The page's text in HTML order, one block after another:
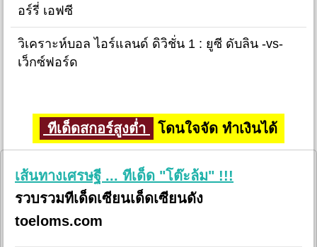
อร์รี่ เอฟซี
วิเคราะห์บอล ไอร์แลนด์ ดิวิชั่น 1 : ยูซี ดับลิน -vs-
เว็กซ์ฟอร์ด
ทีเด็ดสกอร์สูงต่ำ โดนใจจัด ทำเงินได้
เส้นทางเศรษฐี ... ทีเด็ด "โต๊ะล้ม" !!!
รวบรวมทีเด็ดเซียนเด็ดเซียนดัง
toeloms.com